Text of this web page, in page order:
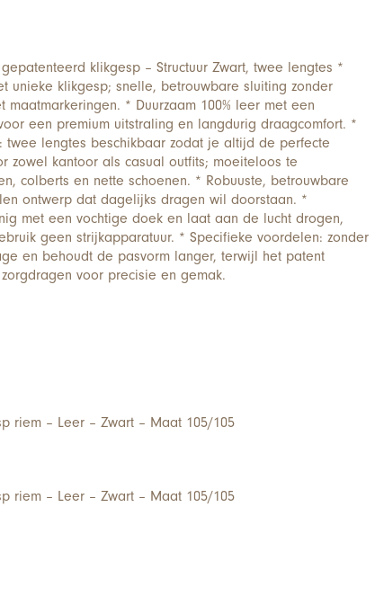
klikgesp – Structuur Zwart, twee lengtes *
unieke klikgesp; snelle, betrouwbare sluiting zonder
* Duurzaam 100% leer met een
een premium uitstraling en langdurig draagcomfort. *
twee lengtes beschikbaar zodat je altijd de perfecte
zowel kantoor als casual outfits; moeiteloos te
colberts en nette schoenen. * Robuuste, betrouwbare
ontwerp dat dagelijks dragen wil doorstaan. *
met een vochtige doek en laat aan de lucht drogen,
geen strijkapparatuur. * Specifieke voordelen: zonder
en behoudt de pasvorm langer, terwijl het patent
voor precisie en gemak.
riem – Leer – Zwart – Maat 105/105
riem – Leer – Zwart – Maat 105/105